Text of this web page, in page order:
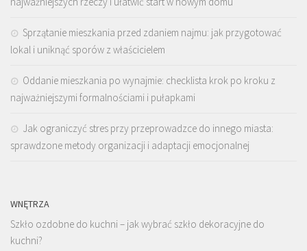
Sprzątanie mieszkania przed zdaniem najmu: jak przygotować
lokal i uniknąć sporów z właścicielem
Oddanie mieszkania po wynajmie: checklista krok po kroku z
najważniejszymi formalnościami i pułapkami
Jak ograniczyć stres przy przeprowadzce do innego miasta:
sprawdzone metody organizacji i adaptacji emocjonalnej
WNĘTRZA
Szkło ozdobne do kuchni – jak wybrać szkło dekoracyjne do
kuchni?